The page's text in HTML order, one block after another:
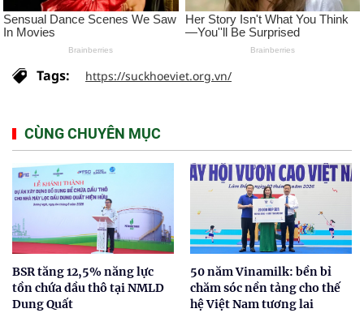
Tags: https://suckhoeviet.org.vn/
CÙNG CHUYÊN MỤC
BSR tăng 12,5% năng lực
tồn chứa dầu thô tại NMLD
Dung Quất
50 năm Vinamilk: bền bỉ
chăm sóc nền tảng cho thế
hệ Việt Nam tương lai